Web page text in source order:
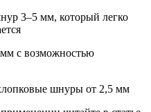
3–5 мм, который легко
с возможностью
шнуры от 2,5 мм